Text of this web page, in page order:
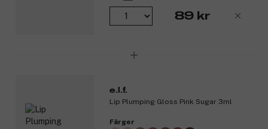
89 kr
e.l.f.
Lip Plumping Gloss Pink Sugar 3ml
Färger